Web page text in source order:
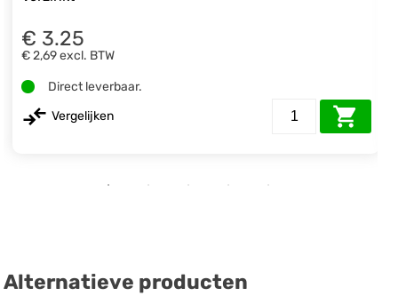
€ 3.25
€ 2,69excl. BTW
Direct leverbaar.
Vergelijken
Alternatieve producten